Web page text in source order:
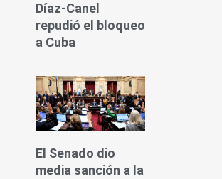
Díaz-Canel
repudió el bloqueo
a Cuba
El Senado dio
media sanción a la